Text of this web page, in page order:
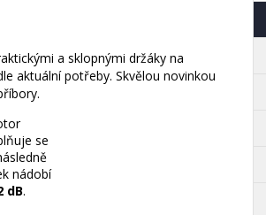
a sklopnými držáky na
aktuální potřeby. Skvělou novinkou
se
nádobí
dB.